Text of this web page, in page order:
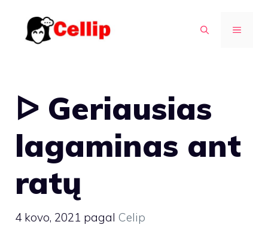
turinio
MENIU
ᐅ Geriausias
lagaminas ant
ratų
4 kovo, 2021 pagal Celip